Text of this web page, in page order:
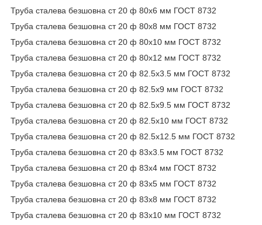
Труба сталева безшовна ст 20 ф 80х6 мм ГОСТ 8732
Труба сталева безшовна ст 20 ф 80х8 мм ГОСТ 8732
Труба сталева безшовна ст 20 ф 80х10 мм ГОСТ 8732
Труба сталева безшовна ст 20 ф 80х12 мм ГОСТ 8732
Труба сталева безшовна ст 20 ф 82.5х3.5 мм ГОСТ 8732
Труба сталева безшовна ст 20 ф 82.5х9 мм ГОСТ 8732
Труба сталева безшовна ст 20 ф 82.5х9.5 мм ГОСТ 8732
Труба сталева безшовна ст 20 ф 82.5х10 мм ГОСТ 8732
Труба сталева безшовна ст 20 ф 82.5х12.5 мм ГОСТ 8732
Труба сталева безшовна ст 20 ф 83х3.5 мм ГОСТ 8732
Труба сталева безшовна ст 20 ф 83х4 мм ГОСТ 8732
Труба сталева безшовна ст 20 ф 83х5 мм ГОСТ 8732
Труба сталева безшовна ст 20 ф 83х8 мм ГОСТ 8732
Труба сталева безшовна ст 20 ф 83х10 мм ГОСТ 8732